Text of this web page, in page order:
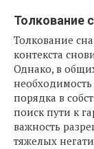
Толкование
Толкование
контекста
Однако, в
порядка в
поиск пути к
важность
тяжелых